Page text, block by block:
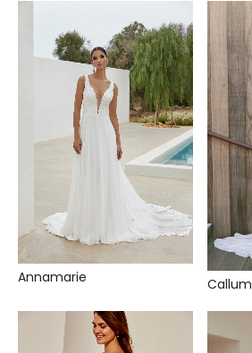
Annamarie Callum